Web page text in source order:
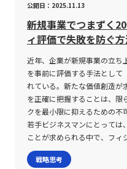
醸成することが肝要です。 さ
なセキュリティ対策やデータ
は、ネットワーク環境の脆弱
が存在する場合、情報漏洩の
客信頼の損失といった重大な
に対応するため、最新のセキ
には第三者機関との連携によ
ます。 加えて、デジタルト
成果を求めすぎると、大きな
変革の過程で、業務効率化や
いケースも多いため、企業は
タルトランスフォーメーショ
端な状況を仮定した場合にお
適用可能かどうかは慎重に判
ーを解決するためのプロセス
Check-Act）が迅速に回るこ
対する取り組みが単なる抽象
その成果の検証を通じて、組
ある。こうしたプロセスの中
発見が行われることもあるた
する姿勢が不可欠である。 まとめ 以上のように、「イシュー」と
は単なる課題や問題ではなく
的な論点である。20代の若
向上させる鍵となる。 まず
施にあたって綿密な市場調査
年のデジタルトランスフォー
戦略の実行環境も大きく変化
AIの活用により、企業がター
リアルタイムで把握できるよ
微調整や市場環境の変化に対
を最小限に抑えながら狙いを
のです。また、グローバル市
る企業が多様な文化的背景や
的な展開も視野に入れた集中
す。 さらに、集中戦略の遂行は中小企業に留まらず、大企業にと
っても一部のニッチ市場で有
資源を全社的に分散させる大
しかし、実際にはその背景に
性が大きく影響しており、必
ない。 例えば、ADHDや
っては情報の立体的な整理や
に情報を多角的に考察し、細
する場合も存在する。こうい
な理解ではなく、本質や背景
する傾向が強い。結果として
るが、実際には多面的な分析
ているケースが多い。 この
も支持されており、短期的な
記憶や知見の定着、さらには
て、ゆっくり型の思考には大
公開日：2025.11.13
新規事業でつまずく
ィ評価で失敗を防ぐ
近年、企業が新規事業の立ち
を事前に評価する手法として
れている。新たな価値創造が
を正確に把握することは、限
クを最小限に抑えるための不
若手ビジネスマンにとっては
ことが求められる中で、フィ
ス、さらには注意点を正しく
や事業推進において大きな武器となる
戦略思考